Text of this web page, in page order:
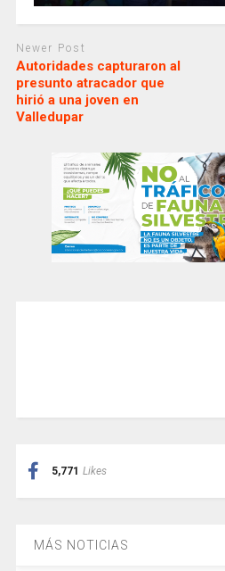
Newer Post
Autoridades capturaron al
presunto atracador que
hirió a una joven en
Valledupar
5,771 Likes
MÁS NOTICIAS